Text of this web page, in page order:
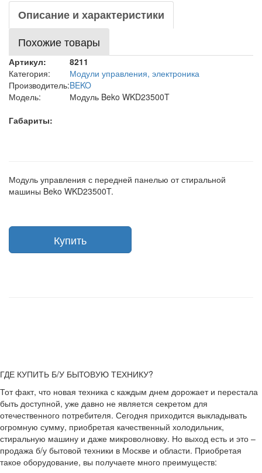
Описание и характеристики
Похожие товары
Артикул:
8211
Категория:
Модули управления, электроника
Производитель:BEKO
Модель:
Модуль Beko WKD23500T
Габариты:
Модуль управления с передней панелью от стиральной
машины Beko WKD23500T.
ГДЕ КУПИТЬ Б/У БЫТОВУЮ ТЕХНИКУ?
Тот факт, что новая техника с каждым днем дорожает и перестала
быть доступной, уже давно не является секретом для
отечественного потребителя. Сегодня приходится выкладывать
огромную сумму, приобретая качественный холодильник,
стиральную машину и даже микроволновку. Но выход есть и это –
продажа б/у бытовой техники в Москве и области. Приобретая
такое оборудование, вы получаете много преимуществ: